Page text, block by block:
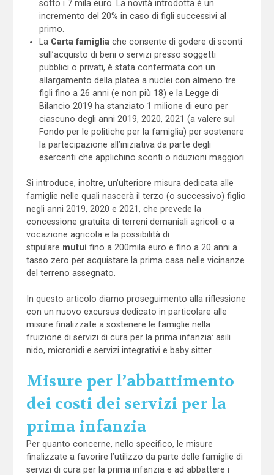
sotto i 7 mila euro. La novità introdotta è un
incremento del 20% in caso di figli successivi al
primo.
La Carta famiglia che consente di godere di sconti
sull’acquisto di beni o servizi presso soggetti
pubblici o privati, è stata confermata con un
allargamento della platea a nuclei con almeno tre
figli fino a 26 anni (e non più 18) e la Legge di
Bilancio 2019 ha stanziato 1 milione di euro per
ciascuno degli anni 2019, 2020, 2021 (a valere sul
Fondo per le politiche per la famiglia) per sostenere
la partecipazione all’iniziativa da parte degli
esercenti che applichino sconti o riduzioni maggiori.
Si introduce, inoltre, un’ulteriore misura dedicata alle
famiglie nelle quali nascerà il terzo (o successivo) figlio
negli anni 2019, 2020 e 2021, che prevede la
concessione gratuita di terreni demaniali agricoli o a
vocazione agricola e la possibilità di
stipulare mutui fino a 200mila euro e fino a 20 anni a
tasso zero per acquistare la prima casa nelle vicinanze
del terreno assegnato.
In questo articolo diamo proseguimento alla riflessione
con un nuovo excursus dedicato in particolare alle
misure finalizzate a sostenere le famiglie nella
fruizione di servizi di cura per la prima infanzia: asili
nido, micronidi e servizi integrativi e baby sitter.
Misure per l’abbattimento
dei costi dei servizi per la
prima infanzia
Per quanto concerne, nello specifico, le misure
finalizzate a favorire l’utilizzo da parte delle famiglie di
servizi di cura per la prima infanzia e ad abbattere i